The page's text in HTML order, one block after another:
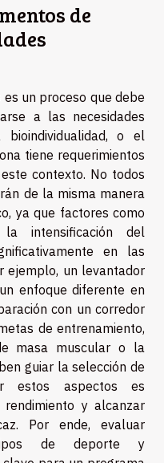
de
un proceso que debe
a las necesidades
bioindividualidad, o el
tiene requerimientos
contexto. No todos
de la misma manera
ya que factores como
intensificación del
en las
ejemplo, un levantador
enfoque diferente en
con un corredor
de entrenamiento,
masa muscular o la
guiar la selección de
estos aspectos es
y alcanzar
Por ende, evaluar
de deporte y